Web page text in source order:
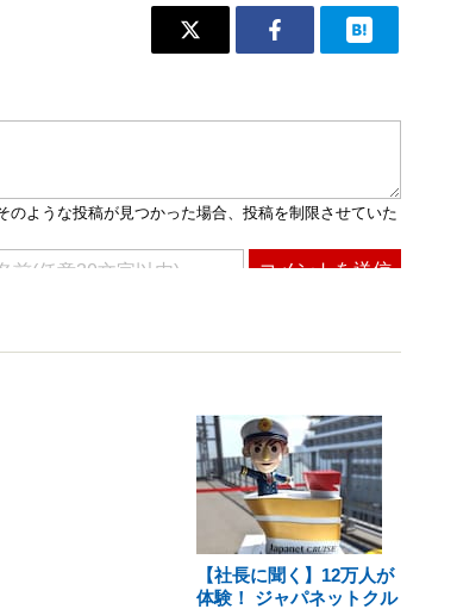
【社長に聞く】12万人が
体験！ ジャパネットクル